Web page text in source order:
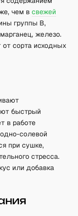
чем всвежей
группы B,
железо.
от сорта исходных
быстрый
в работе
солевой
при сушке,
стресса.
или добавка